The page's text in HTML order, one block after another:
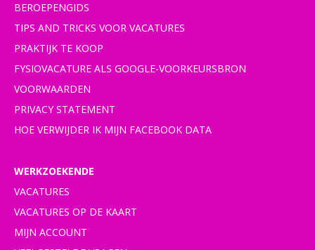
BEROEPENGIDS
TIPS AND TRICKS VOOR VACATURES
PRAKTIJK TE KOOP
FYSIOVACATURE ALS GOOGLE-VOORKEURSBRON
VOORWAARDEN
PRIVACY STATEMENT
HOE VERWIJDER IK MIJN FACEBOOK DATA
WERKZOEKENDE
VACATURES
VACATURES OP DE KAART
MIJN ACCOUNT